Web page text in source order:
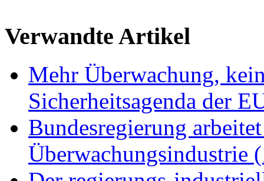
Verwandte Artikel
Mehr Überwachung,
Sicherheitsagenda der
Bundesregierung
Überwachungsindustrie